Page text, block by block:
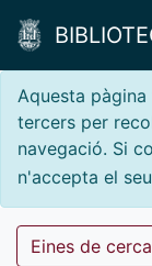
Aquesta
tercers per
navegació. Si
n'accepta el
Eines de cerca